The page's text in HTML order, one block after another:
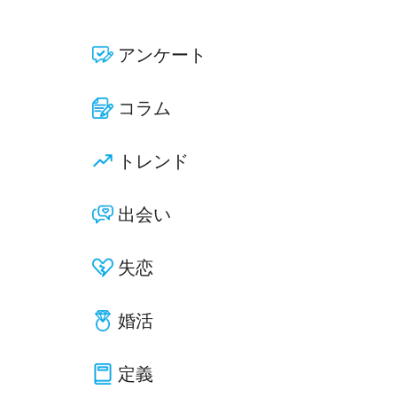
アンケート
コラム
トレンド
出会い
失恋
婚活
定義